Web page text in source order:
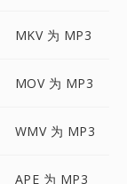
MKV 为 MP3
MOV 为 MP3
WMV 为 MP3
APE 为 MP3